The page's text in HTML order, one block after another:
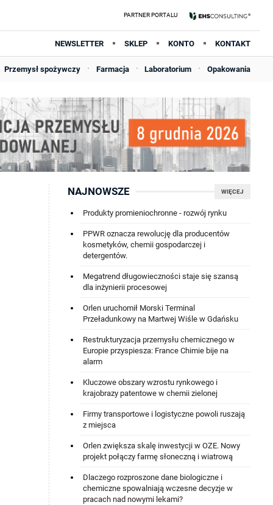
NEWSLETTER SKLEP KONTO KONTAKT
Przemysł spożywczy Farmacja Laboratorium Opakowania
WIĘCEJ
NAJNOWSZE
Produkty promieniochronne - rozwój rynku
PPWR oznacza rewolucję dla producentów
kosmetyków, chemii gospodarczej i
detergentów.
Megatrend długowieczności staje się szansą
dla inżynierii procesowej
Orlen uruchomił Morski Terminal
Przeładunkowy na Martwej Wiśle w Gdańsku
Restrukturyzacja przemysłu chemicznego w
Europie przyspiesza: France Chimie bije na
alarm
Kluczowe obszary wzrostu rynkowego i
krajobrazy patentowe w chemii zielonej
Firmy transportowe i logistyczne powoli ruszają
z miejsca
Orlen zwiększa skalę inwestycji w OZE. Nowy
projekt połączy farmę słoneczną i wiatrową
Dlaczego rozproszone dane biologiczne i
chemiczne spowalniają wczesne decyzje w
pracach nad nowymi lekami?